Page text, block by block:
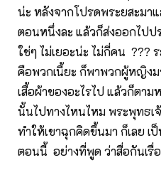
น่ะ หลังจากโปรดพระยสะม
ตอนหนึ่งละ แล้วก็ส่งออกไป
ใช่ๆ ไม่เยอะน่ะ ไม่กี่คน ???
คือพวกเนี้ยะ ก็พาพวกผู้หญิง
เสื้อผ้าของอะไรไป แล้วก็ตา
นั้นไปทางไหนไหม พระพุทธ
ทำให้เขาฉุกคิดขึ้นมา ก็เลย
ตอนนี้ อย่างที่พูด ว่าสื่อกันเรื่